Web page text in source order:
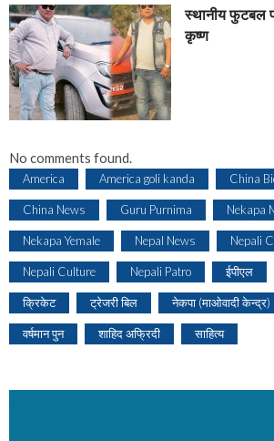
स्थानीय फुटबल
कृष्ण
No comments found.
America America goli kanda China
China News Guru Purnima Nekapa
Nekapa Yemale Nepal News Nepali
Nepali Culture Nepali Patro ईपीएल
क्रिकेट ट्रेजरी बिल नेकपा (माओवादी केन्द्र)
वर्षमान पुन शाहिद अफ्रिदी साहित्य